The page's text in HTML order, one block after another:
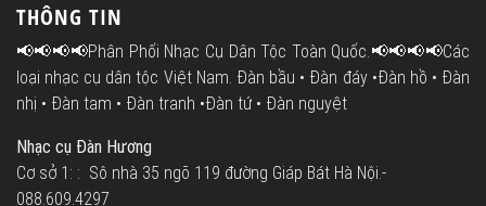
THÔNG TIN
📢📢📢📢Phân Phối Nhạc Cụ Dân Tộc Toàn Quốc.📢📢📢📢Các
loại nhạc cụ dân tộc Việt Nam. Đàn bầu • Đàn đáy •Đàn hồ • Đàn
nhị • Đàn tam • Đàn tranh •Đàn tứ • Đàn nguyệt
Nhạc cụ Đàn Hương
Cơ sở 1: : Sô nhà 35 ngõ 119 đường Giáp Bát Hà Nội.-
088.609.4297